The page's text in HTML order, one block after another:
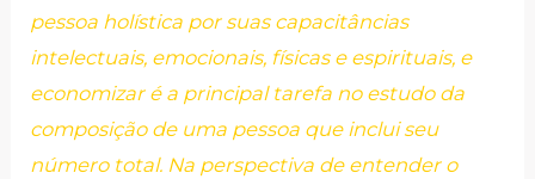
pessoa holística por suas capacitâncias
intelectuais, emocionais, físicas e espirituais, e
economizar é a principal tarefa no estudo da
composição de uma pessoa que inclui seu
número total. Na perspectiva de entender o